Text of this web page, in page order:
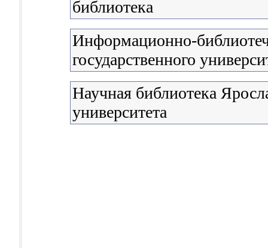
библиотека
Информационно-
государственного
Научная библиотека
университета